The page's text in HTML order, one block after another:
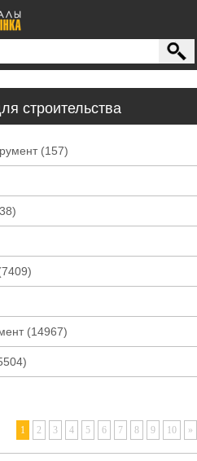
строительства
(157)
(14967)
1 2 3 4 5 6 7 8 9 10 »